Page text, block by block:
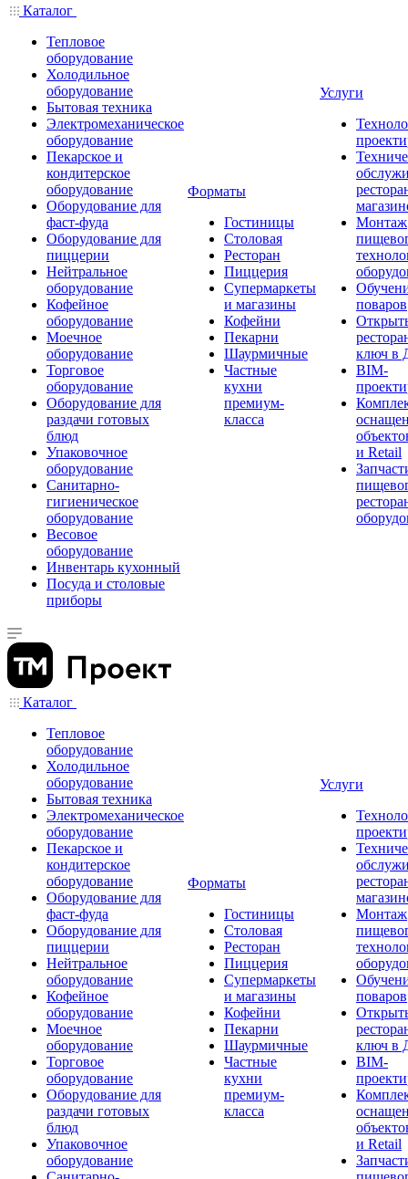
Каталог
Тепловое
оборудование
Холодильное
оборудование
Бытовая техника
Электромеханическое
оборудование
Пекарское и
кондитерское
оборудование
Оборудование для
фаст-фуда
Оборудование для
пиццерии
Нейтральное
оборудование
Кофейное
оборудование
Моечное
оборудование
Торговое
оборудование
Оборудование для
раздачи готовых
блюд
Упаковочное
оборудование
Санитарно-
гигиеническое
оборудование
Весовое
оборудование
Инвентарь кухонный
Посуда и столовые
приборы
Форматы
Гостиницы
Столовая
Ресторан
Пиццерия
Супермаркеты
и магазины
Кофейни
Пекарни
Шаурмичные
Частные
кухни
премиум-
класса
Услуги
Монтаж
поваров
ключ в
BIM-
и Retail
Каталог
Тепловое
оборудование
Холодильное
оборудование
Бытовая техника
Электромеханическое
оборудование
Пекарское и
кондитерское
оборудование
Оборудование для
фаст-фуда
Оборудование для
пиццерии
Нейтральное
оборудование
Кофейное
оборудование
Моечное
оборудование
Торговое
оборудование
Оборудование для
раздачи готовых
блюд
Упаковочное
оборудование
Форматы
Гостиницы
Столовая
Ресторан
Пиццерия
Супермаркеты
и магазины
Кофейни
Пекарни
Шаурмичные
Частные
кухни
премиум-
класса
Услуги
Монтаж
поваров
ключ в
BIM-
и Retail